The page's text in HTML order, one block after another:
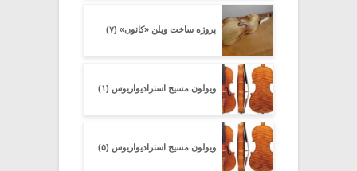
پروژه ساخت ویلن «کانون» (۷)
ویولون مسیح استرادیواریوس (۱)
ویولون مسیح استرادیواریوس (۵)